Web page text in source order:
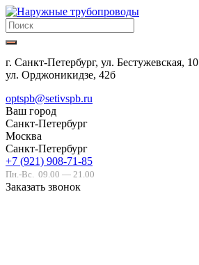
г. Санкт-Петербург, ул. Бестужевская, 10
ул. Орджоникидзе, 42б
optspb@setivspb.ru
Ваш город
Санкт-Петербург
Москва
Санкт-Петербург
+7 (921) 908-71-85
Пн.-Вс. 09.00 — 21.00
Заказать звонок